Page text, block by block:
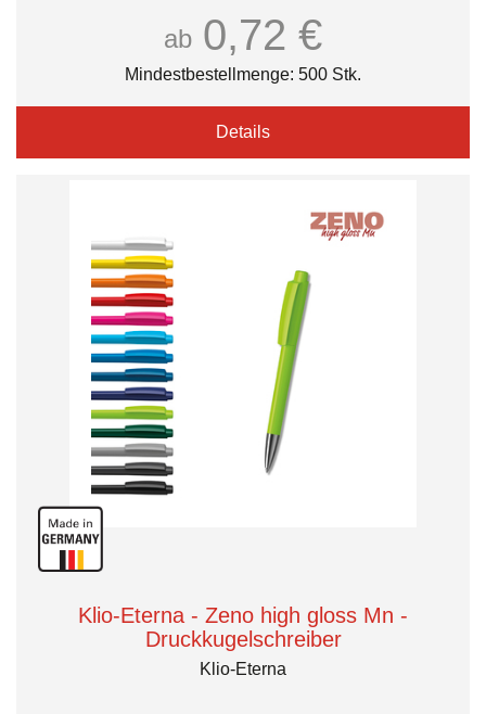
ab 0,72 €
Mindestbestellmenge: 500 Stk.
Details
Klio-Eterna - Zeno high gloss Mn -
Druckkugelschreiber
Klio-Eterna